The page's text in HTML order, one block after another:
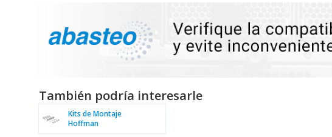
También podría interesarle
Kits de Montaje
Hoffman